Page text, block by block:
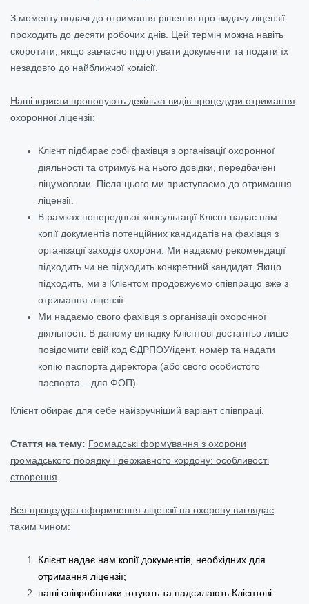
З моменту подачі до отримання рішення про видачу ліцензії
проходить до десяти робочих днів. Цей термін можна навіть
скоротити, якщо завчасно підготувати документи та подати їх
незадовго до найближчої комісії.
Наші юристи пропонують декілька видів процедури отримання
охоронної ліцензії:
Клієнт підбирає собі фахівця з організації охоронної
діяльності та отримує на нього довідки, передбачені
ліцумовами. Після цього ми приступаємо до отримання
ліцензії.
В рамках попередньої консультації Клієнт надає нам
копії документів потенційних кандидатів на фахівця з
організації заходів охорони. Ми надаємо рекомендації
підходить чи не підходить конкретний кандидат. Якщо
підходить, ми з Клієнтом продовжуємо співпрацю вже з
отримання ліцензії.
Ми надаємо свого фахівця з організації охоронної
діяльності. В даному випадку Клієнтові достатньо лише
повідомити свій код ЄДРПОУ/ідент. номер та надати
копію паспорта директора (або свого особистого
паспорта – для ФОП).
Клієнт обирає для себе найзручніший варіант співпраці.
Стаття на тему: Громадські формування з охорони
громадського порядку і державного кордону: особливості
створення
Вся процедура оформлення ліцензії на охорону виглядає
таким чином:
Клієнт надає нам копії документів, необхідних для
отримання ліцензії;
наші співробітники готують та надсилають Клієнтові